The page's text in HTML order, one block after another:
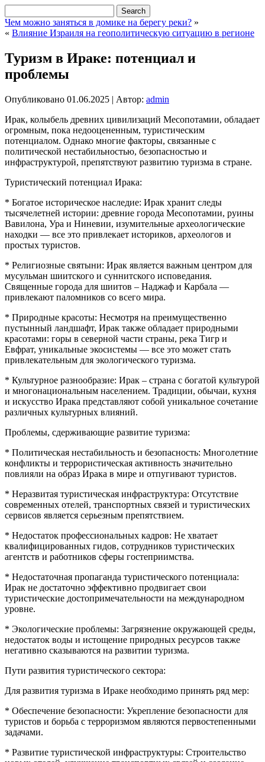
Чем можно заняться в домике на берегу реки? »
« Влияние Израиля на геополитическую ситуацию в регионе
Туризм в Ираке: потенциал и
проблемы
Опубликовано 01.06.2025 | Автор: admin
Ирак, колыбель древних цивилизаций Месопотамии, обладает
огромным, пока недооцененным, туристическим
потенциалом. Однако многие факторы, связанные с
политической нестабильностью, безопасностью и
инфраструктурой, препятствуют развитию туризма в стране.
Туристический потенциал Ирака:
* Богатое историческое наследие: Ирак хранит следы
тысячелетней истории: древние города Месопотамии, руины
Вавилона, Ура и Ниневии, изумительные археологические
находки — все это привлекает историков, археологов и
простых туристов.
* Религиозные святыни: Ирак является важным центром для
мусульман шиитского и суннитского исповедания.
Священные города для шиитов – Наджаф и Карбала —
привлекают паломников со всего мира.
* Природные красоты: Несмотря на преимущественно
пустынный ландшафт, Ирак также обладает природными
красотами: горы в северной части страны, река Тигр и
Евфрат, уникальные экосистемы — все это может стать
привлекательным для экологического туризма.
* Культурное разнообразие: Ирак – страна с богатой культурой
и многонациональным населением. Традиции, обычаи, кухня
и искусство Ирака представляют собой уникальное сочетание
различных культурных влияний.
Проблемы, сдерживающие развитие туризма:
* Политическая нестабильность и безопасность: Многолетние
конфликты и террористическая активность значительно
повлияли на образ Ирака в мире и отпугивают туристов.
* Неразвитая туристическая инфраструктура: Отсутствие
современных отелей, транспортных связей и туристических
сервисов является серьезным препятствием.
* Недостаток профессиональных кадров: Не хватает
квалифицированных гидов, сотрудников туристических
агентств и работников сферы гостеприимства.
* Недостаточная пропаганда туристического потенциала:
Ирак не достаточно эффективно продвигает свои
туристические достопримечательности на международном
уровне.
* Экологические проблемы: Загрязнение окружающей среды,
недостаток воды и истощение природных ресурсов также
негативно сказываются на развитии туризма.
Пути развития туристического сектора:
Для развития туризма в Ираке необходимо принять ряд мер:
* Обеспечение безопасности: Укрепление безопасности для
туристов и борьба с терроризмом являются первостепенными
задачами.
* Развитие туристической инфраструктуры: Строительство